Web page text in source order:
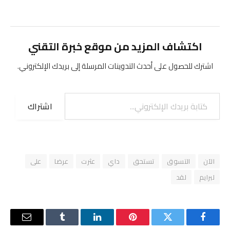
اكتشاف المزيد من موقع خبرة التقني
اشترك للحصول على أحدث التدوينات المرسلة إلى بريدك الإلكتروني.
كتابة بريدك الإلكتروني...
اشتراك
الآن التسوق تستحق داي عثرت عرضا
على
لبرايم
لقد
فيسبوك تويتر بينتيريستلينكدإن Tumblr
البريد